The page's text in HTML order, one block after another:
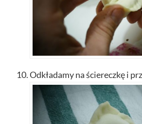
Odkładamy na ściereczkę i